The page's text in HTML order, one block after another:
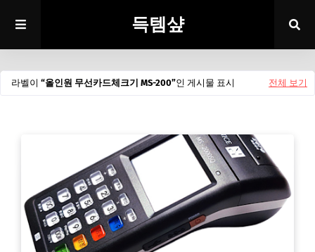
득템샾
라벨이 올인원 무선카드체크기 MS-200 인 게시물 표시 전체 보기